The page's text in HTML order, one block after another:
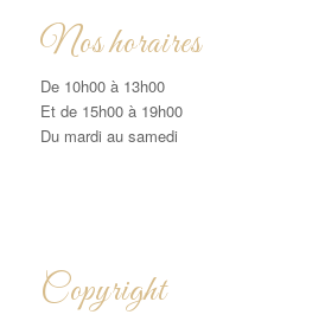
Nos horaires
De 10h00 à 13h00
Et de 15h00 à 19h00
Du mardi au samedi
Copyright